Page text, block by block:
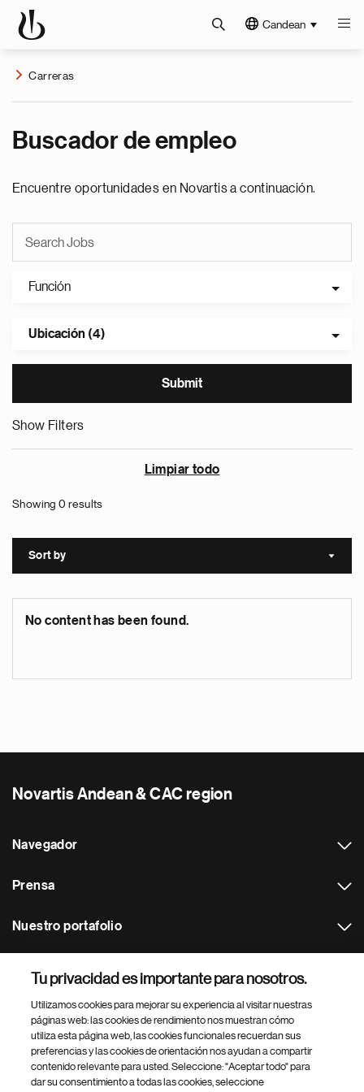
Candean
Carreras
Buscador de empleo
Encuentre oportunidades en Novartis a continuación.
Función
Ubicación (4)
Show Filters
Limpiar todo
Showing 0 results
Sort by Sort
No content has been found.
Novartis Andean & CAC region
Navegador
Prensa
Nuestro portafolio
Footer Site Search
Tu privacidad es importante para nosotros.
Utilizamos cookies para mejorar su experiencia al visitar nuestras
páginas web: las cookies de rendimiento nos muestran cómo
utiliza esta página web, las cookies funcionales recuerdan sus
preferencias y las cookies de orientación nos ayudan a compartir
contenido relevante para usted. Seleccione: "Aceptar todo" para
dar su consentimiento a todas las cookies, seleccione